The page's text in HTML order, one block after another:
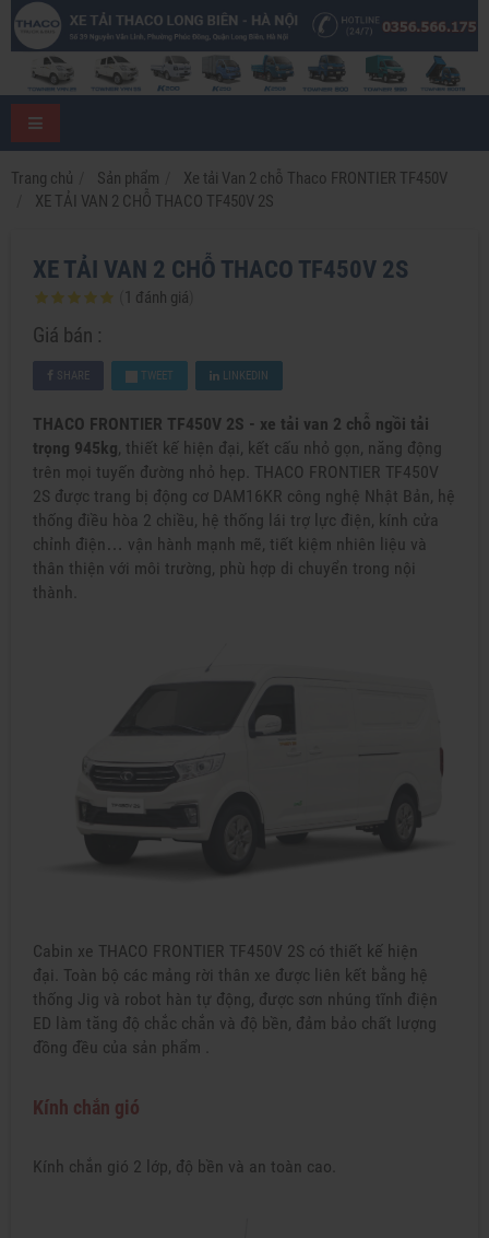
Trang chủ Sản phẩm
Xe tải Van 2 chỗ Thaco FRONTIER TF450V
XE TẢI VAN 2 CHỖ THACO TF450V 2S
XE TẢI VAN 2 CHỖ THACO TF450V 2S
1 đánh giá
Giá bán :
SHARE TWEET LINKEDIN
THACO FRONTIER TF450V 2S - xe tải van 2 chỗ ngồi tải
trọng 945kg, thiết kế hiện đại, kết cấu nhỏ gọn, năng động
trên mọi tuyến đường nhỏ hẹp. THACO FRONTIER TF450V
2S được trang bị động cơ DAM16KR công nghệ Nhật Bản, hệ
thống điều hòa 2 chiều, hệ thống lái trợ lực điện, kính cửa
chỉnh điện… vận hành mạnh mẽ, tiết kiệm nhiên liệu và
thân thiện với môi trường, phù hợp di chuyển trong nội
thành.
Cabin xe THACO FRONTIER TF450V 2S có thiết kế hiện
đại. Toàn bộ các mảng rời thân xe được liên kết bằng hệ
thống Jig và robot hàn tự động, được sơn nhúng tĩnh điện
ED làm tăng độ chắc chắn và độ bền, đảm bảo chất lượng
đồng đều của sản phẩm .
Kính chắn gió
Kính chắn gió 2 lớp, độ bền và an toàn cao.